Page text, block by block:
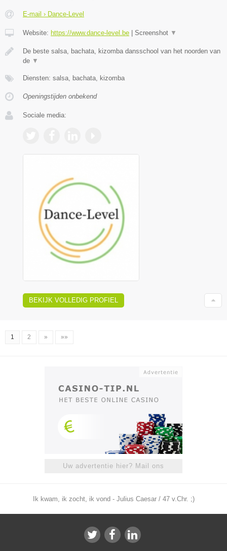
E-mail › Dance-Level
Website: https://www.dance-level.be Screenshot ▼
De beste salsa, bachata, kizomba dansschool van het noorden van
de ▼
Diensten: salsa, bachata, kizomba
Openingstijden onbekend
Sociale media:
BEKIJK VOLLEDIG PROFIEL
1 2 » »»
Uw advertentie hier? Mail ons
Ik kwam, ik zocht, ik vond - Julius Caesar / 47 v.Chr. ;)